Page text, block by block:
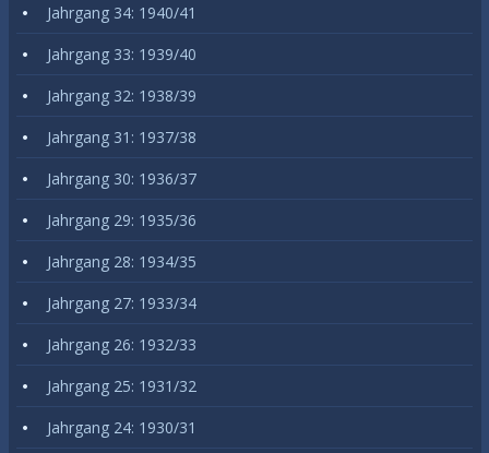
Jahrgang 34: 1940/41
Jahrgang 33: 1939/40
Jahrgang 32: 1938/39
Jahrgang 31: 1937/38
Jahrgang 30: 1936/37
Jahrgang 29: 1935/36
Jahrgang 28: 1934/35
Jahrgang 27: 1933/34
Jahrgang 26: 1932/33
Jahrgang 25: 1931/32
Jahrgang 24: 1930/31